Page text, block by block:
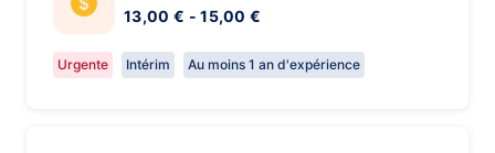
13,00 € - 15,00 €
Urgente Intérim Au moins 1 an d'expérience